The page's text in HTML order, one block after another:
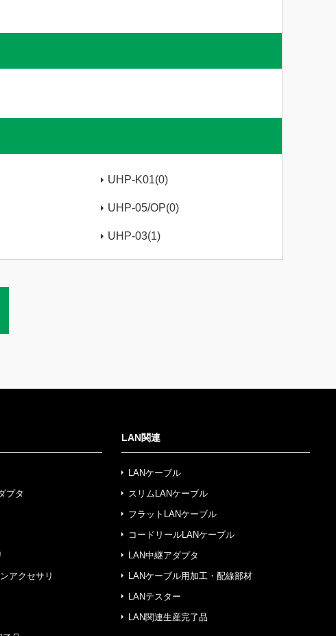
UHP-K01(0)
UHP-05/OP(0)
UHP-03(1)
プタ
アクセサリ
LAN関連
LANケーブル
スリムLANケーブル
フラットLANケーブル
コードリールLANケーブル
LAN中継アダプタ
LANケーブル用加工・配線部材
LANテスター
LAN関連生産完了品